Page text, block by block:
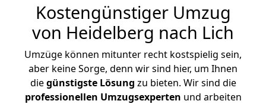
Kostengünstiger Umzug
von Heidelberg nach Lich
Umzüge können mitunter recht kostspielig sein,
aber keine Sorge, denn wir sind hier, um Ihnen
diegünstigste Lösung zu bieten. Wir sind die
professionellen Umzugsexperten und arbeiten